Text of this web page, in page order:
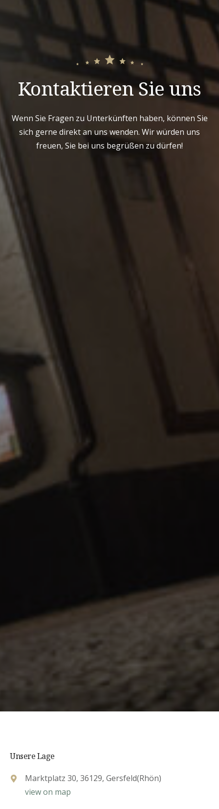
Kontaktieren Sie uns
Wenn Sie Fragen zu Unterkünften haben, können Sie
sich gerne direkt an uns wenden. Wir würden uns
freuen, Sie bei uns begrüßen zu dürfen!
Unsere Lage
Marktplatz 30, 36129, Gersfeld(Rhön)
view on map